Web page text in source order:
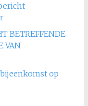
BETREFFENDE
VAN
op